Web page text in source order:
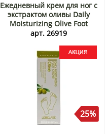
Ежедневный крем для ног с
экстрактом оливы Daily
Moisturizing Olive Foot
Cream Lebelage, Корея, 100
арт. 26919
25%